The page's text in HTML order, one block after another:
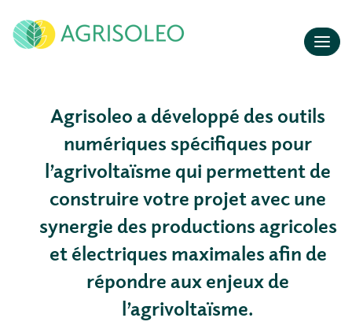
Agrisoleo a développé des outils
numériques spécifiques pour
l’agrivoltaïsme qui permettent de
construire votre projet avec une
synergie des productions agricoles
et électriques maximales afin de
répondre aux enjeux de
l’agrivoltaïsme.